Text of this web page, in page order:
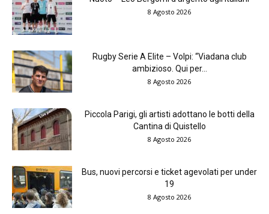
8 Agosto 2026
Rugby Serie A Elite – Volpi: “Viadana club
ambizioso. Qui per...
8 Agosto 2026
Piccola Parigi, gli artisti adottano le botti della
Cantina di Quistello
8 Agosto 2026
Bus, nuovi percorsi e ticket agevolati per under
19
8 Agosto 2026